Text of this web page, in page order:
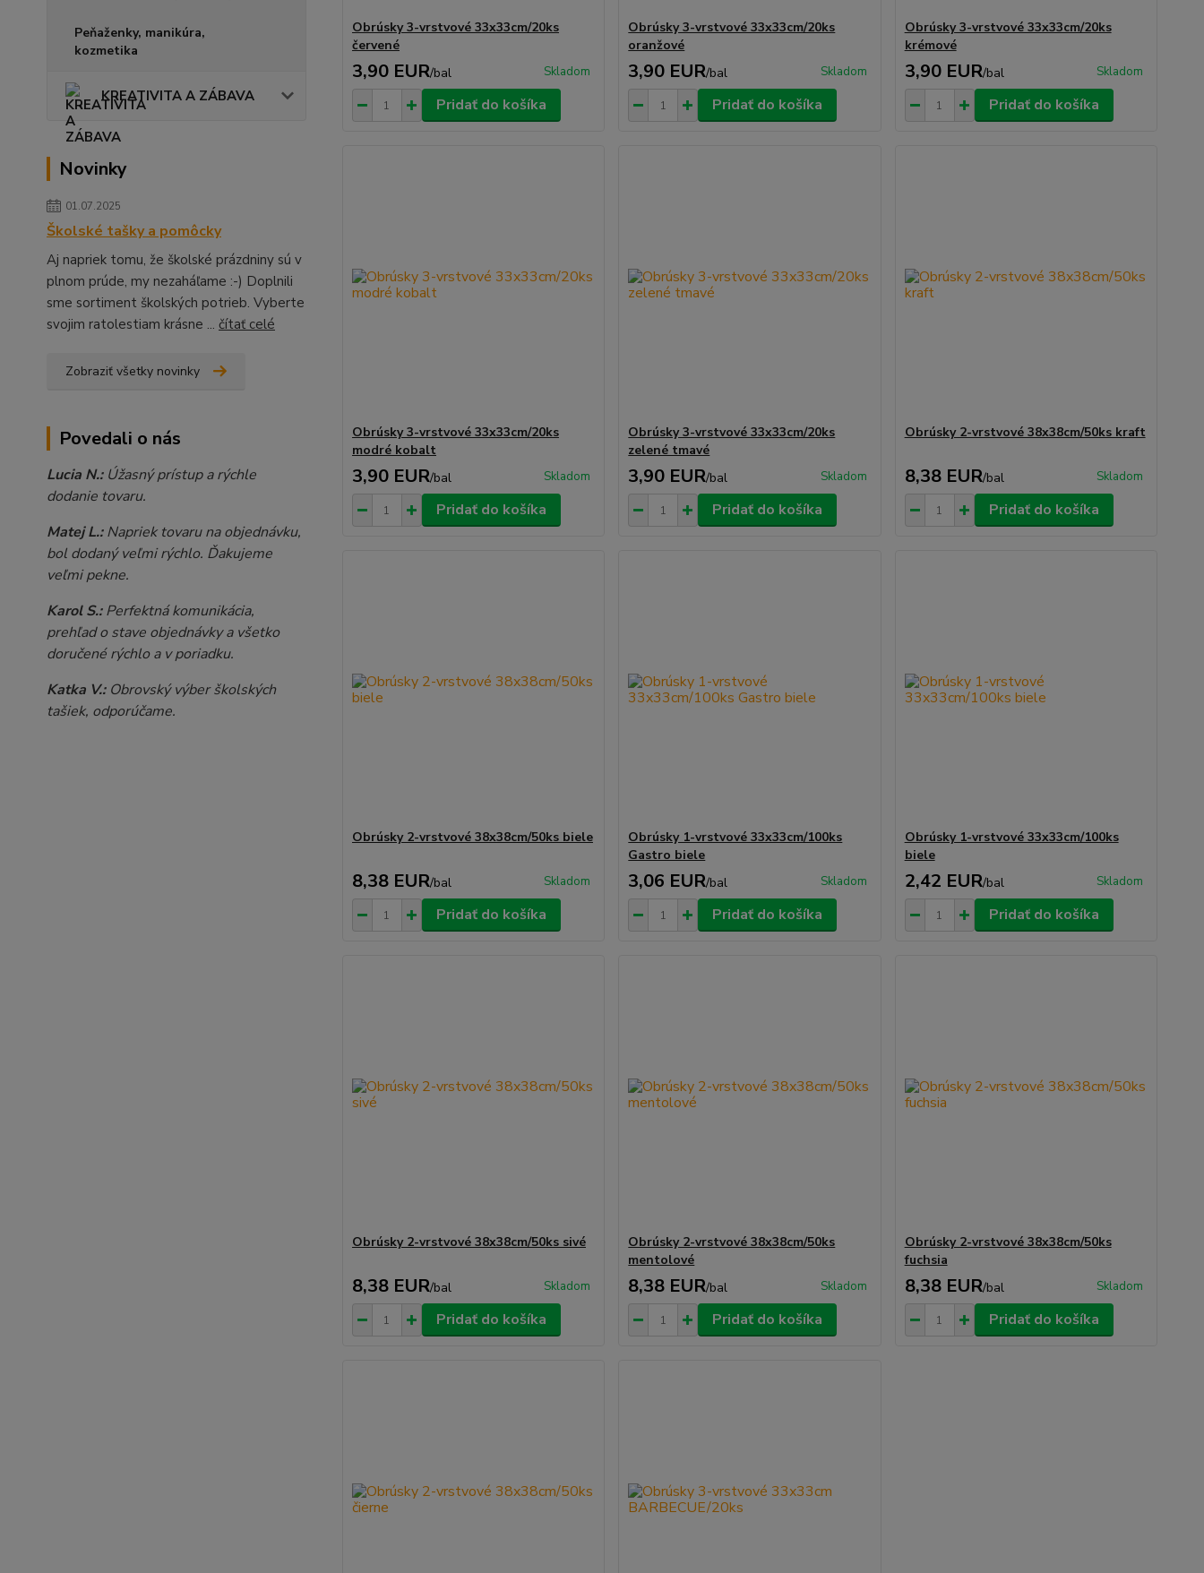
Peňaženky, manikúra,
kozmetika
KREATIVITA A ZÁBAVA
Novinky
01.07.2025
Školské tašky a pomôcky
Aj napriek tomu, že školské prázdniny sú v
plnom prúde, my nezaháľame :-) Doplnili
sme sortiment školských potrieb. Vyberte
svojim ratolestiam krásne ... čítať celé
Zobraziť všetky novinky
Povedali o nás
Lucia N.:Úžasný prístup a rýchle
dodanie tovaru.
Matej L.:Napriek tovaru na objednávku,
bol dodaný veľmi rýchlo. Ďakujeme
veľmi pekne.
Karol S.:Perfektná komunikácia,
prehľad o stave objednávky a všetko
doručené rýchlo a v poriadku.
Katka V.: Obrovský výber školských
tašiek, odporúčame.
Obrúsky 3-vrstvové 33x33cm/20ks
červené
3,90 EUR/bal Skladom
Pridať do košíka
Obrúsky 3-vrstvové 33x33cm/20ks
oranžové
3,90 EUR/bal Skladom
Pridať do košíka
Obrúsky 3-vrstvové 33x33cm/20ks
krémové
3,90 EUR/bal Skladom
Pridať do košíka
Obrúsky 3-vrstvové 33x33cm/20ks
modré kobalt
3,90 EUR/bal Skladom
Pridať do košíka
Obrúsky 3-vrstvové 33x33cm/20ks
zelené tmavé
3,90 EUR/bal Skladom
Pridať do košíka
Obrúsky 2-vrstvové 38x38cm/50ks kraft
8,38 EUR/bal Skladom
Pridať do košíka
Obrúsky 2-vrstvové 38x38cm/50ks biele
8,38 EUR/bal Skladom
Pridať do košíka
Obrúsky 1-vrstvové 33x33cm/100ks
Gastro biele
3,06 EUR/bal Skladom
Pridať do košíka
Obrúsky 1-vrstvové 33x33cm/100ks
biele
2,42 EUR/bal Skladom
Pridať do košíka
Obrúsky 2-vrstvové 38x38cm/50ks sivé
8,38 EUR/bal Skladom
Pridať do košíka
Obrúsky 2-vrstvové 38x38cm/50ks
mentolové
8,38 EUR/bal Skladom
Pridať do košíka
Obrúsky 2-vrstvové 38x38cm/50ks
fuchsia
8,38 EUR/bal Skladom
Pridať do košíka